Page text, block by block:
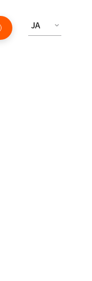
JA